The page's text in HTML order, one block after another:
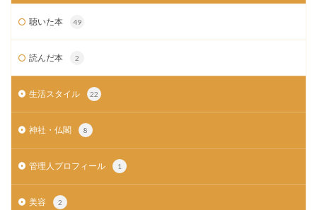
聴いた本 49
読んだ本 2
生活スタイル 22
神社・仏閣 8
管理人プロフィール 1
美容 2